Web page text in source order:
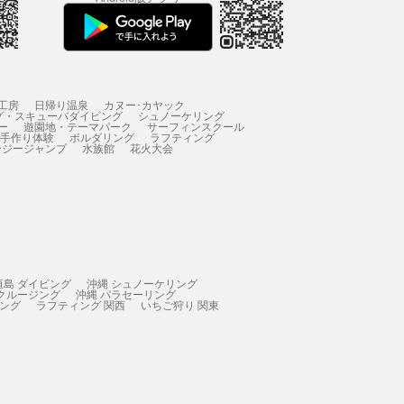
房 日帰り温泉 カヌー･カヤック
・スキューバダイビング シュノーケリング
遊園地・テーマパーク サーフィンスクール
作り体験 ボルダリング ラフティング
ージャンプ 水族館 花火大会
島 ダイビング 沖縄 シュノーケリング
ルージング 沖縄 パラセーリング
グ ラフティング 関西 いちご狩り 関東